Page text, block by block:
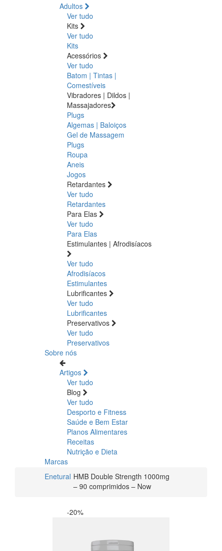
Adultos
Ver tudo
Kits
Ver tudo
Kits
Acessórios
Ver tudo
Batom | Tintas |
Comestíveis
Vibradores | Dildos |
Massajadores
Plugs
Algemas | Baloiços
Gel de Massagem
Plugs
Roupa
Aneis
Jogos
Retardantes
Ver tudo
Retardantes
Para Elas
Ver tudo
Para Elas
Estimulantes | Afrodisíacos
Ver tudo
Afrodisíacos
Estimulantes
Lubrificantes
Ver tudo
Lubrificantes
Preservativos
Ver tudo
Preservativos
Sobre nós
Artigos
Ver tudo
Blog
Ver tudo
Desporto e Fitness
Saúde e Bem Estar
Planos Alimentares
Receitas
Nutrição e Dieta
Marcas
Enetural HMB Double Strength 1000mg
– 90 comprimidos – Now
-20%